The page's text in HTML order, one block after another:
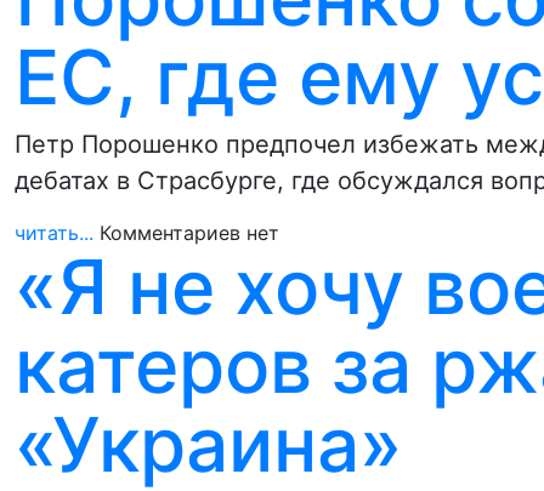
ЕС, где ему
Петр Порошенко предпочел избежать
дебатах в Страсбурге, где обсуждался
читать... Комментариев нет
«Я не хочу
катеров за
«Украина»